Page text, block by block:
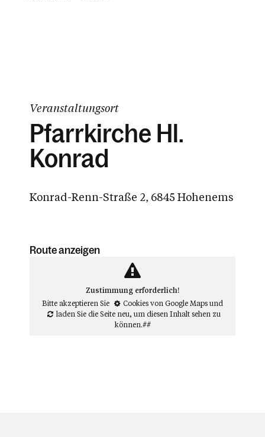
Veranstaltungsort
Pfarrkirche Hl.
Konrad
Konrad-Renn-Straße 2, 6845 Hohenems
Route anzeigen
Zustimmung erforderlich!
Bitte akzeptieren Sie
Cookies von Google Mapsund
laden Sie die Seite neu, um diesen Inhalt sehen zu
können.##